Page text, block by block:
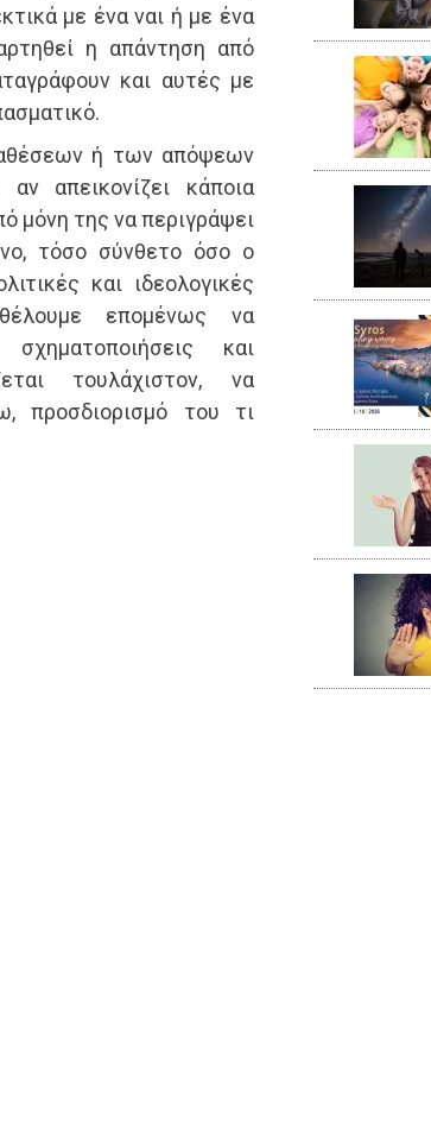
με ένα ναι ή με ένα
η απάντηση από
και αυτές με
ή των απόψεων
απεικονίζει κάποια
μόνη της να περιγράψει
τόσο σύνθετο όσο ο
και ιδεολογικές
επομένως να
και
τουλάχιστον, να
προσδιορισμό του τι